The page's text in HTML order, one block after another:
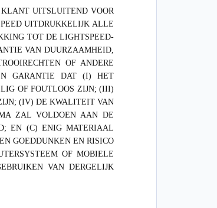
UITSLUITEND VOOR
UITDRUKKELIJK ALLE
TOT DE LIGHTSPEED-
VAN DUURZAAMHEID,
OF ANDERE
GARANTIE DAT (I) HET
OF FOUTLOOS ZIJN; (III)
(IV) DE KWALITEIT VAN
ZAL VOLDOEN AAN DE
EN (C) ENIG MATERIAAL
GOEDDUNKEN EN RISICO
OF MOBIELE
VAN DERGELIJK